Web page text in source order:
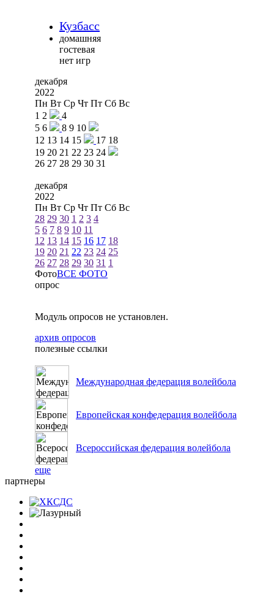
Кузбасс
домашняя
гостевая
нет игр
декабря
2022
Пн Вт Ср Чт Пт Сб Вс
1 2
4
5 6 8 9 10
12 13 14 15 17 18
19 20 21 22 23 24
26 27 28 29 30 31
декабря
2022
Пн Вт Ср Чт Пт Сб Вс
28 29 30 1 2 3 4
5 6 7 8 9 10 11
12 13 14 15 16 17 18
19 20 21 22 23 24 25
26 27 28 29 30 31 1
ФотоВСЕ ФОТО
опрос
Модуль опросов не установлен.
архив опросов
полезные ссылки
Международная федерация волейбола
Европейская конфедерация волейбола
Всероссийская федерация волейбола
еще
партнеры